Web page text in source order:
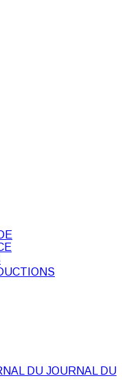
DU JOURNAL DU